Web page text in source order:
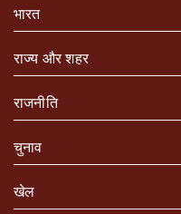
भारत
राज्य और शहर
राजनीति
चुनाव
खेल